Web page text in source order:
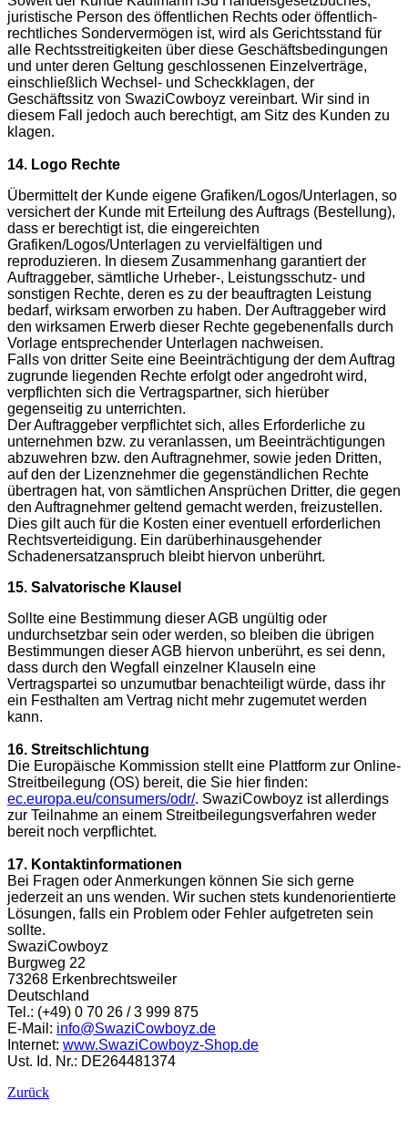
juristische Person des öffentlichen Rechts oder öffentlich-
rechtliches Sondervermögen ist, wird als Gerichtsstand für
alle Rechtsstreitigkeiten über diese Geschäftsbedingungen
und unter deren Geltung geschlossenen Einzelverträge,
einschließlich Wechsel- und Scheckklagen, der
Geschäftssitz von SwaziCowboyz vereinbart. Wir sind in
diesem Fall jedoch auch berechtigt, am Sitz des Kunden zu
klagen.
14. Logo Rechte
Übermittelt der Kunde eigene Grafiken/Logos/Unterlagen, so
versichert der Kunde mit Erteilung des Auftrags (Bestellung),
dass er berechtigt ist, die eingereichten
Grafiken/Logos/Unterlagen zu vervielfältigen und
reproduzieren. In diesem Zusammenhang garantiert der
Auftraggeber, sämtliche Urheber-, Leistungsschutz- und
sonstigen Rechte, deren es zu der beauftragten Leistung
bedarf, wirksam erworben zu haben. Der Auftraggeber wird
den wirksamen Erwerb dieser Rechte gegebenenfalls durch
Vorlage entsprechender Unterlagen nachweisen.
Falls von dritter Seite eine Beeinträchtigung der dem Auftrag
zugrunde liegenden Rechte erfolgt oder angedroht wird,
verpflichten sich die Vertragspartner, sich hierüber
gegenseitig zu unterrichten.
Der Auftraggeber verpflichtet sich, alles Erforderliche zu
unternehmen bzw. zu veranlassen, um Beeinträchtigungen
abzuwehren bzw. den Auftragnehmer, sowie jeden Dritten,
auf den der Lizenznehmer die gegenständlichen Rechte
übertragen hat, von sämtlichen Ansprüchen Dritter, die gegen
den Auftragnehmer geltend gemacht werden, freizustellen.
Dies gilt auch für die Kosten einer eventuell erforderlichen
Rechtsverteidigung. Ein darüberhinausgehender
Schadenersatzanspruch bleibt hiervon unberührt.
15. Salvatorische Klausel
Sollte eine Bestimmung dieser AGB ungültig oder
undurchsetzbar sein oder werden, so bleiben die übrigen
Bestimmungen dieser AGB hiervon unberührt, es sei denn,
dass durch den Wegfall einzelner Klauseln eine
Vertragspartei so unzumutbar benachteiligt würde, dass ihr
ein Festhalten am Vertrag nicht mehr zugemutet werden
kann.
16. Streitschlichtung
Die Europäische Kommission stellt eine Plattform zur Online-
Streitbeilegung (OS) bereit, die Sie hier finden:
ec.europa.eu/consumers/odr/. SwaziCowboyz ist allerdings
zur Teilnahme an einem Streitbeilegungsverfahren weder
bereit noch verpflichtet.
17. Kontaktinformationen
Bei Fragen oder Anmerkungen können Sie sich gerne
jederzeit an uns wenden. Wir suchen stets kundenorientierte
Lösungen, falls ein Problem oder Fehler aufgetreten sein
sollte.
SwaziCowboyz
Burgweg 22
73268 Erkenbrechtsweiler
Deutschland
Tel.: (+49) 0 70 26 / 3 999 875
E-Mail: info@SwaziCowboyz.de
Internet: www.SwaziCowboyz-Shop.de
Ust. Id. Nr.: DE264481374
Zurück